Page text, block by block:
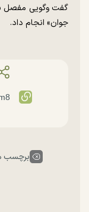
گفت وگویی مفصل
جوان» انجام داد.
برچسب